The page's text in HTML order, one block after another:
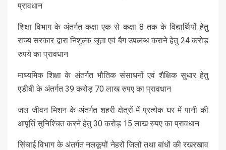
प्रावधान
शिक्षा विभाग के अंतर्गत कक्षा एक से कक्षा 8 तक के विद्यार्थियों हेतु
राज्य सरकार द्वारा निशुल्क जूता एवं बैग उपलब्ध कराने हेतु 24 करोड़
रुपये का प्रावधान
माध्यमिक शिक्षा के अंतर्गत भौतिक संसाधनों एवं शैक्षिक सुधार हेतु
एडीबी के अंतर्गत 39 करोड़ 70 लाख रुपए का प्रावधान
जल जीवन मिशन के अंतर्गत शहरी क्षेत्रों में प्रत्येक घर में पानी की
आपूर्ति सुनिश्चित करने हेतु 30 करोड़ 15 लाख रुपए का प्रावधान
सिंचाई विभाग के अंतर्गत नलकूपों नेहरों जिलों तथा बांधों की रखरखाव